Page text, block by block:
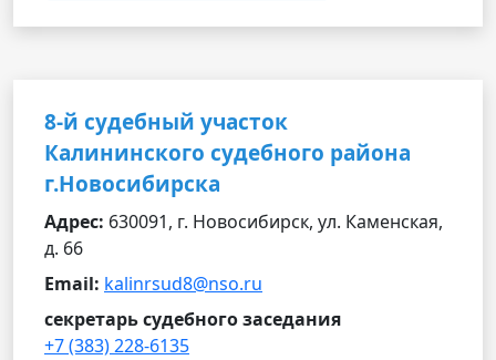
8-й судебный участок
Калининского судебного района
г.Новосибирска
Адрес: 630091, г. Новосибирск, ул. Каменская,
д. 66
Email: kalinrsud8@nso.ru
секретарь судебного заседания
+7 (383) 228-6135